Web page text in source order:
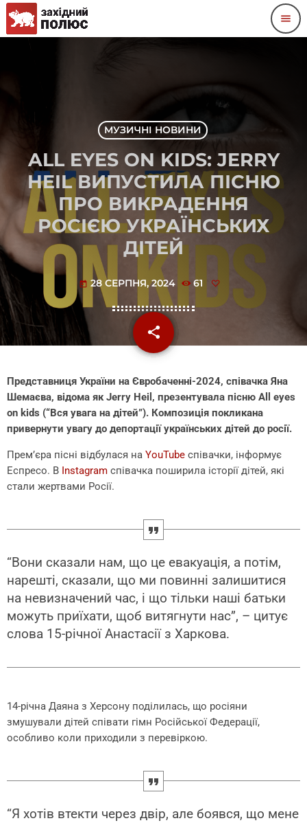
menu
МУЗИЧНІ НОВИНИ
ALL EYES ON KIDS: JERRY
HEIL ВИПУСТИЛА ПІСНЮ
ПРО ВИКРАДЕННЯ
РОСІЄЮ УКРАЇНСЬКИХ
ДІТЕЙ
today 28 СЕРПНЯ, 2024 61
share
email
Представниця України на Євробаченні-2024, співачка Яна
Шемаєва, відома як Jerry Heil, презентувала пісню All eyes
on kids (“Вся увага на дітей”). Композиція покликана
привернути увагу до депортації українських дітей до росії.
Премʼєра пісні відбулася на YouTube співачки, інформує
Еспресо. В Instagram співачка поширила історії дітей, які
стали жертвами Росії.
“Вони сказали нам, що це евакуація, а потім,
нарешті, сказали, що ми повинні залишитися
на невизначений час, і що тільки наші батьки
можуть приїхати, щоб витягнути нас”, – цитує
слова 15-річної Анастасії з Харкова.
14-річна Даяна з Херсону поділилась, що росіяни
змушували дітей співати гімн Російської Федерації,
особливо коли приходили з перевіркою.
“Я хотів втекти через двір, але боявся, що мене